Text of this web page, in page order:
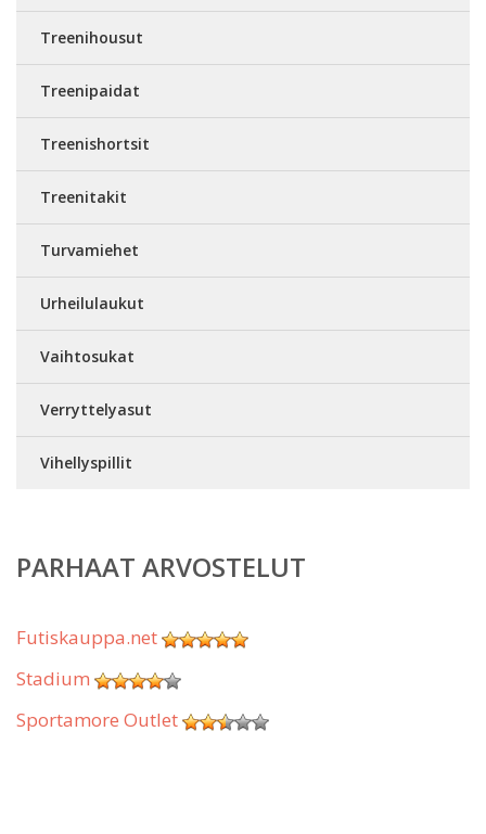
Treenihousut
Treenipaidat
Treenishortsit
Treenitakit
Turvamiehet
Urheilulaukut
Vaihtosukat
Verryttelyasut
Vihellyspillit
PARHAAT ARVOSTELUT
Futiskauppa.net
Stadium
Sportamore Outlet